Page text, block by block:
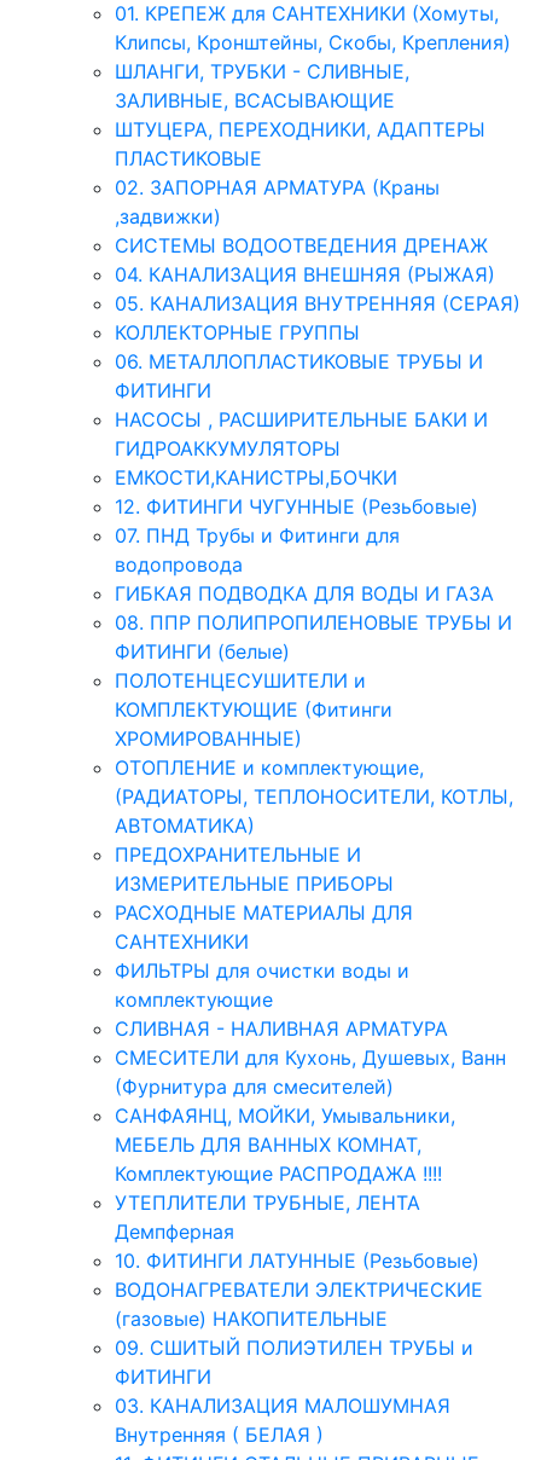
01. КРЕПЕЖ для САНТЕХНИКИ (Хомуты,
Клипсы, Кронштейны, Скобы, Крепления)
ШЛАНГИ, ТРУБКИ - СЛИВНЫЕ,
ЗАЛИВНЫЕ, ВСАСЫВАЮЩИЕ
ШТУЦЕРА, ПЕРЕХОДНИКИ, АДАПТЕРЫ
ПЛАСТИКОВЫЕ
02. ЗАПОРНАЯ АРМАТУРА (Краны
,задвижки)
СИСТЕМЫ ВОДООТВЕДЕНИЯ ДРЕНАЖ
04. КАНАЛИЗАЦИЯ ВНЕШНЯЯ (РЫЖАЯ)
05. КАНАЛИЗАЦИЯ ВНУТРЕННЯЯ (СЕРАЯ)
КОЛЛЕКТОРНЫЕ ГРУППЫ
06. МЕТАЛЛОПЛАСТИКОВЫЕ ТРУБЫ И
ФИТИНГИ
НАСОСЫ , РАСШИРИТЕЛЬНЫЕ БАКИ И
ГИДРОАККУМУЛЯТОРЫ
ЕМКОСТИ,КАНИСТРЫ,БОЧКИ
12. ФИТИНГИ ЧУГУННЫЕ (Резьбовые)
07. ПНД Трубы и Фитинги для
водопровода
ГИБКАЯ ПОДВОДКА ДЛЯ ВОДЫ И ГАЗА
08. ППР ПОЛИПРОПИЛЕНОВЫЕ ТРУБЫ И
ФИТИНГИ (белые)
ПОЛОТЕНЦЕСУШИТЕЛИ и
КОМПЛЕКТУЮЩИЕ (Фитинги
ХРОМИРОВАННЫЕ)
ОТОПЛЕНИЕ и комплектующие,
(РАДИАТОРЫ, ТЕПЛОНОСИТЕЛИ, КОТЛЫ,
АВТОМАТИКА)
ПРЕДОХРАНИТЕЛЬНЫЕ И
ИЗМЕРИТЕЛЬНЫЕ ПРИБОРЫ
РАСХОДНЫЕ МАТЕРИАЛЫ ДЛЯ
САНТЕХНИКИ
ФИЛЬТРЫ для очистки воды и
комплектующие
СЛИВНАЯ - НАЛИВНАЯ АРМАТУРА
СМЕСИТЕЛИ для Кухонь, Душевых, Ванн
(Фурнитура для смесителей)
САНФАЯНЦ, МОЙКИ, Умывальники,
МЕБЕЛЬ ДЛЯ ВАННЫХ КОМНАТ,
Комплектующие РАСПРОДАЖА !!!!
УТЕПЛИТЕЛИ ТРУБНЫЕ, ЛЕНТА
Демпферная
10. ФИТИНГИ ЛАТУННЫЕ (Резьбовые)
ВОДОНАГРЕВАТЕЛИ ЭЛЕКТРИЧЕСКИЕ
(газовые) НАКОПИТЕЛЬНЫЕ
09. СШИТЫЙ ПОЛИЭТИЛЕН ТРУБЫ и
ФИТИНГИ
03. КАНАЛИЗАЦИЯ МАЛОШУМНАЯ
Внутренняя ( БЕЛАЯ )